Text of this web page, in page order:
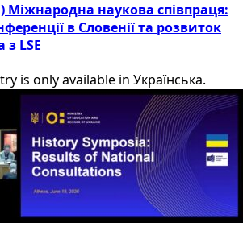
Міжнародна наукова співпраця:
в Словенії та розвиток
з LSE
is only available in Українська.